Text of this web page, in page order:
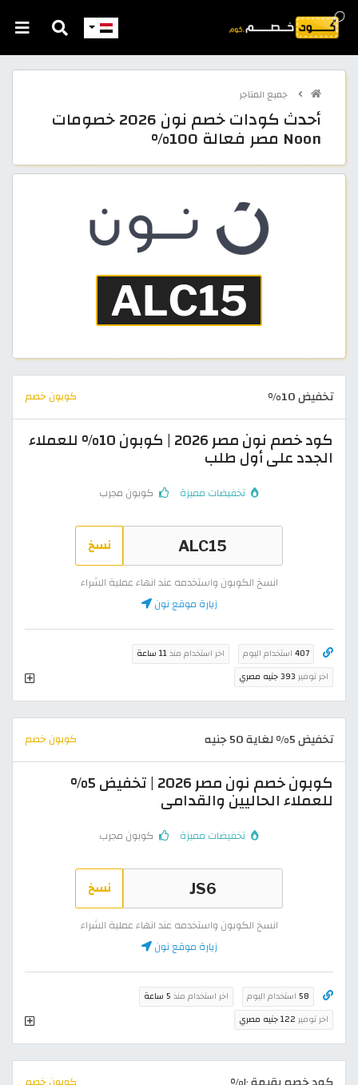
جميع المتاجر
أحدث كودات خصم نون 2026 خصومات
Noon مصر فعالة 100%
تخفيض 10% كوبون خصم
كود خصم نون مصر 2026 | كوبون 10% للعملاء
الجدد على أول طلب
تخفيضات مميزة كوبون مجرب
نسخ
انسخ الكوبون واستخدمه عند انهاء عملية الشراء
زيارة موقع نون
407 استخدام اليوم اخر استخدام منذ11 ساعة
اخر توفير 393 جنيه مصري
تخفيض 5% لغاية 50 جنيه كوبون خصم
كوبون خصم نون مصر 2026 | تخفيض 5%
للعملاء الحاليين والقدامى
تخفيضات مميزة كوبون مجرب
نسخ
انسخ الكوبون واستخدمه عند انهاء عملية الشراء
زيارة موقع نون
58 استخدام اليوم اخر استخدام منذ 5 ساعة
اخر توفير 122 جنيه مصري